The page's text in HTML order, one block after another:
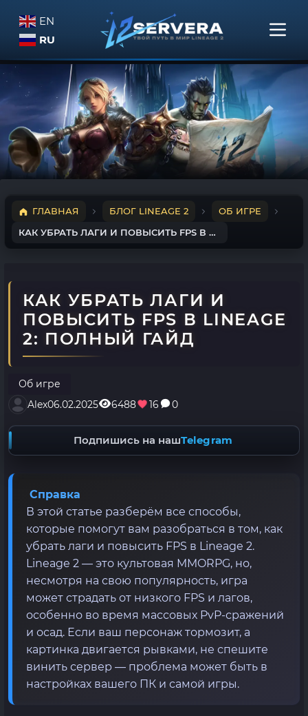
EN
RU
ГЛАВНАЯ БЛОГ LINEAGE 2
ОБ ИГРЕ
КАК УБРАТЬ ЛАГИ И ПОВЫСИТЬ FPS В LINEAGE 2: ПОЛНЫЙ ГАЙД
КАК УБРАТЬ ЛАГИ И
ПОВЫСИТЬ FPS В LINEAGE
2: ПОЛНЫЙ ГАЙД
Об игре
Alex06.02.2025 6488 16 0
Подпишись на нашTelegram
Справка
В этой статье разберём все способы,
которые помогут вам разобраться в том, как
убрать лаги и повысить FPS в Lineage 2.
Lineage 2 — это культовая MMORPG, но,
несмотря на свою популярность, игра
может страдать от низкого FPS и лагов,
особенно во время массовых PvP-сражений
и осад. Если ваш персонаж тормозит, а
картинка двигается рывками, не спешите
винить сервер — проблема может быть в
настройках вашего ПК и самой игры.